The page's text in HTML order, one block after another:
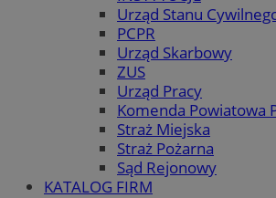
Urząd Stanu
PCPR
Urząd Skarbowy
ZUS
Urząd Pracy
Komenda Powiatowa
Straż Miejska
Straż Pożarna
Sąd Rejonowy
KATALOG FIRM